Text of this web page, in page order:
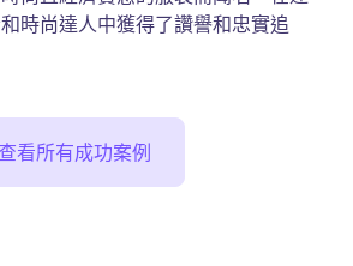
時尚達人中獲得了讚譽和忠實追
查看所有成功案例